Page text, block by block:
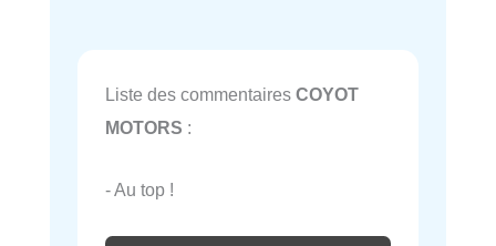
Liste des commentaires COYOT
MOTORS :
- Au top !